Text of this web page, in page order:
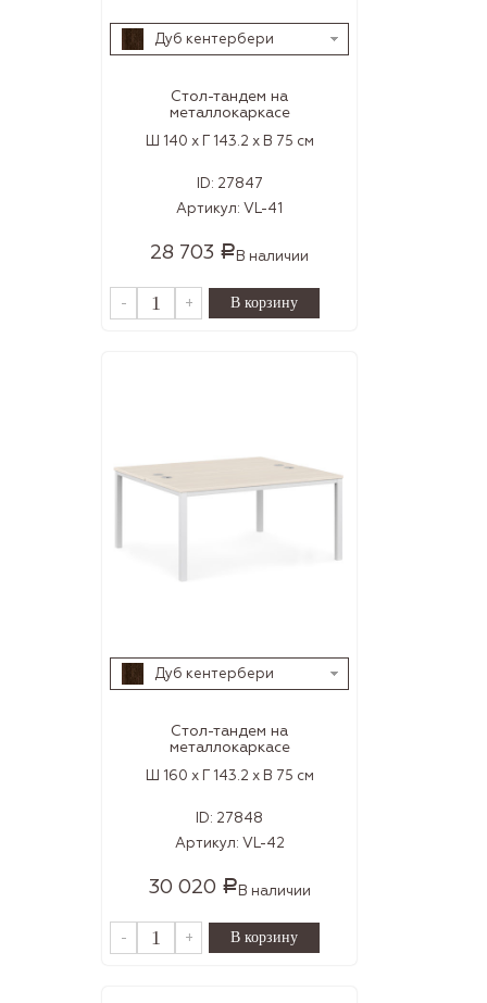
Дуб кентербери
Стол-тандем на
металлокаркасе
Ш 140 x Г 143.2 x В 75 см
ID: 27847
Артикул: VL-41
28 703 РВ наличии
- +
Дуб кентербери
Стол-тандем на
металлокаркасе
Ш 160 x Г 143.2 x В 75 см
ID: 27848
Артикул: VL-42
30 020 РВ наличии
- +